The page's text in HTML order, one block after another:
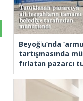
Beyoğlu’nda
tartışmasında
fırlatan pazarcı